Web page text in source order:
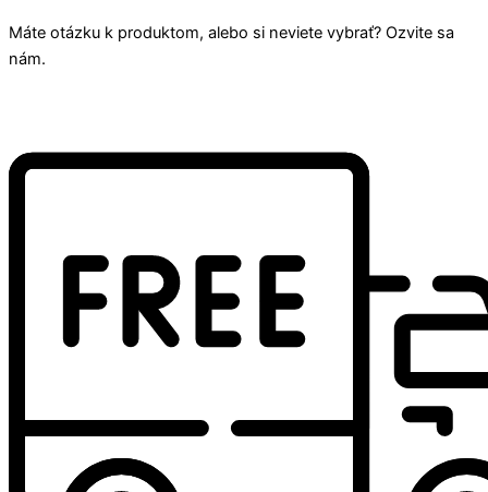
Máte otázku k produktom, alebo si neviete vybrať? Ozvite sa
nám.